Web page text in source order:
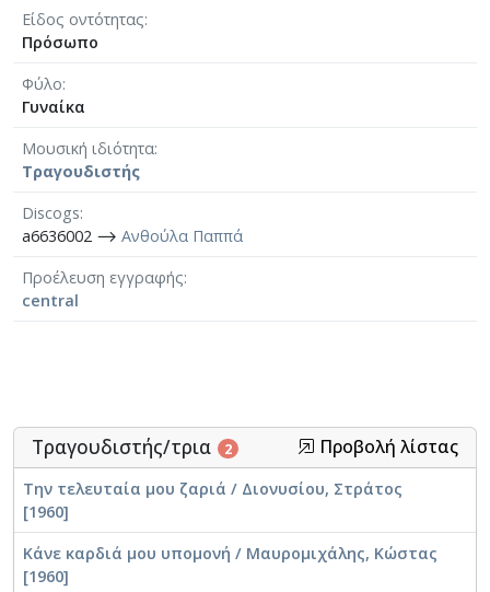
Είδος οντότητας
Πρόσωπο
Φύλο
Γυναίκα
Μουσική ιδιότητα
Τραγουδιστής
Discogs
a6636002 ⟶ Ανθούλα Παππά
Προέλευση εγγραφής
central
Τραγουδιστής/τρια 2 Προβολή λίστας
Την τελευταία μου ζαριά / Διονυσίου, Στράτος
[1960]
Κάνε καρδιά μου υπομονή / Μαυρομιχάλης, Κώστας
[1960]